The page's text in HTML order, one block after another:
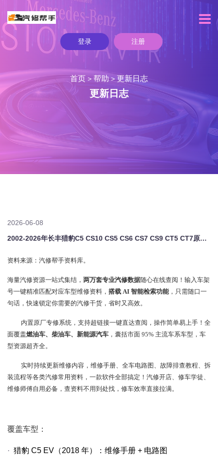
登录 注册
首页 > 帮助>更新日志
更新日志
2026-06-08
2002-2026年长丰猎豹C5 CS10 CS5 CS6 CS7 CS9 CT5 CT7原厂维修手册电路图资料、维修资料、汽修资料库、正时资料、螺丝扭力、拆装步骤、故障码、针脚定义、保险盒图解、发动机大修资料、变速箱维修资料、底盘维修图纸、车身线路图、传感器线路图、数据流资料、线束走向图、继电器位置图、空调维修图纸、车身控制模块资料、发动机正时图解、大修装配数据、通病故障案例、新能源高压电路图、
资料来源：汽修帮手资料库。
海量汽修资源一站式集结， 两万套专业汽修数据随心在线查阅！输入车架
号一键精准匹配对应车型维修资料， 搭载 AI 智能检索功能 ，只需随口一
句话，快速锁定你需要的汽修干货，省时又高效。
内置原厂专修系统，支持超链接一键直达查阅，操作简单易上手！全
面覆盖燃油车、柴油车、新能源汽车 ，囊括市面 95% 主流车系车型，车
型资源超齐全。
实时持续更新维修内容，维修手册、全车电路图、故障排查教程、拆
装流程等各类汽修常用资料，一款软件全部搞定！汽修开店、修车学徒、
维修师傅自用必备，查资料不用到处找，修车效率直接拉满。
覆盖车型：
· 猎豹 C5 EV （2018 年）：维修手册 + 电路图